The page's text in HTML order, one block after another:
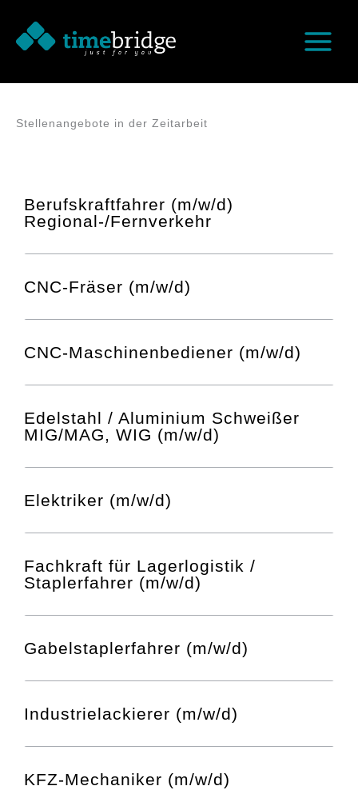
springen
Stellenangebote in der Zeitarbeit
Berufskraftfahrer (m/w/d)
Regional-/Fernverkehr
CNC-Fräser (m/w/d)
CNC-Maschinenbediener (m/w/d)
Edelstahl / Aluminium Schweißer
MIG/MAG, WIG (m/w/d)
Elektriker (m/w/d)
Fachkraft für Lagerlogistik /
Staplerfahrer (m/w/d)
Gabelstaplerfahrer (m/w/d)
Industrielackierer (m/w/d)
KFZ-Mechaniker (m/w/d)